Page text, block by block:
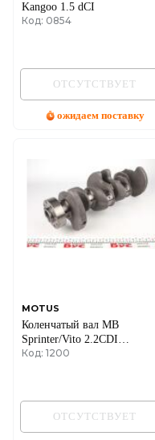
Kangoo 1.5 dCI
Код: 0854
ОТСУТСТВУЕТ
ожидаем поставку
MOTUS
Коленчатый вал MB
Sprinter/Vito 2.2CDI
OM611/646
Код: 1200
ОТСУТСТВУЕТ